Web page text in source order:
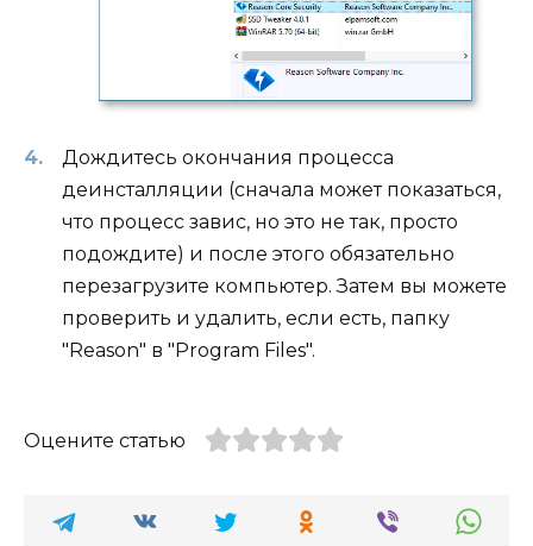
Дождитесь окончания процесса
деинсталляции (сначала может показаться,
что процесс завис, но это не так, просто
подождите) и после этого обязательно
перезагрузите компьютер. Затем вы можете
проверить и удалить, если есть, папку
"Reason" в "Program Files".
Оцените статью